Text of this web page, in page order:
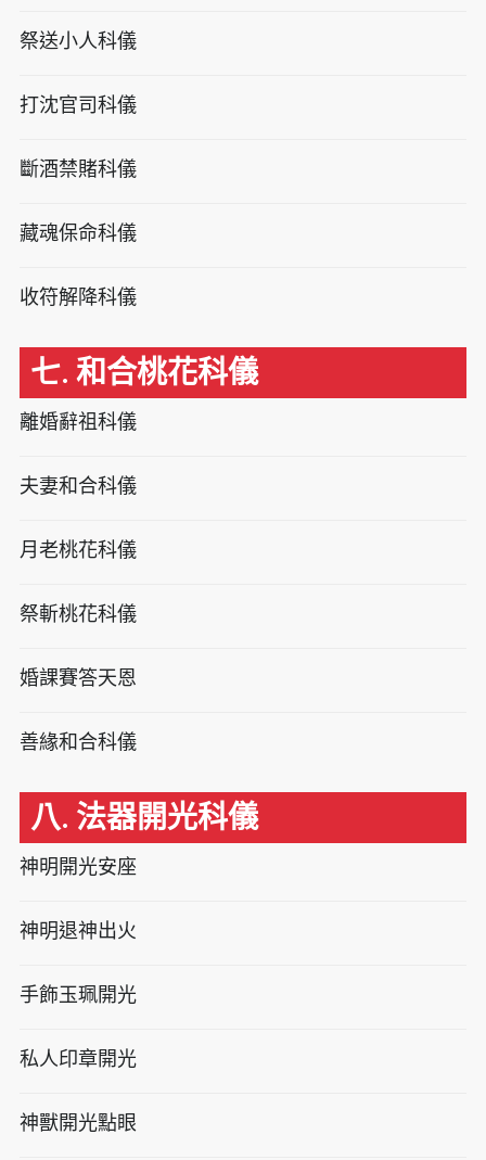
祭送小人科儀
打沈官司科儀
斷酒禁賭科儀
藏魂保命科儀
收符解降科儀
七. 和合桃花科儀
離婚辭祖科儀
夫妻和合科儀
月老桃花科儀
祭斬桃花科儀
婚課賽答天恩
善緣和合科儀
八. 法器開光科儀
神明開光安座
神明退神出火
手飾玉珮開光
私人印章開光
神獸開光點眼